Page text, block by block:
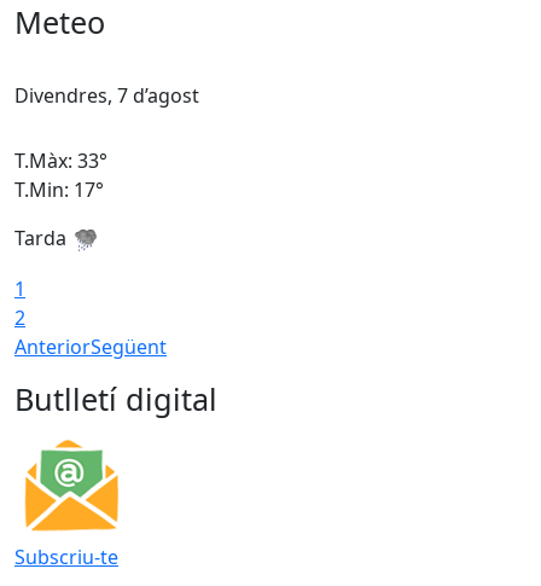
Meteo
Divendres, 7 d’agost
T.Màx: 33°
T.Min: 17°
Tarda
1
2
AnteriorSegüent
Butlletí digital
Subscriu-te